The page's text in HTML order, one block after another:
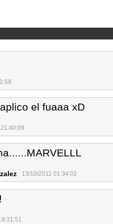
el fuaaa xD
13/10/2011 01:34:02